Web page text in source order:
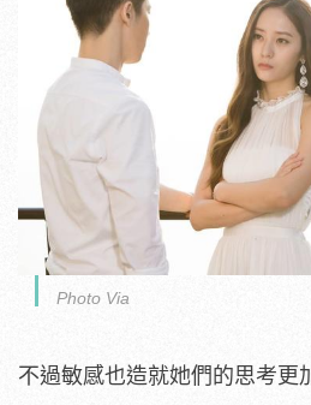
Photo Via
不過敏感也造就她們的思考更